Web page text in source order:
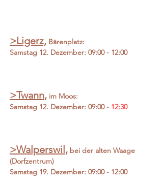
>Ligerz, Bärenplatz:
Samstag 12. Dezember: 09:00 - 12:00
>Twann, im Moos:
Samstag 12. Dezember: 09:00 - 12:30
>Walperswil, bei der alten Waage
(Dorfzentrum)
Samstag 19. Dezember: 09:00 - 12:00